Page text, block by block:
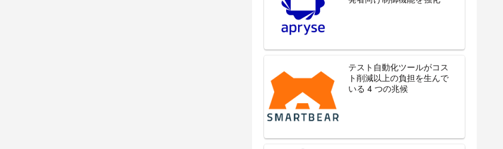
テスト自動化ツールがコス
ト削減以上の負担を生んで
いる 4 つの兆候